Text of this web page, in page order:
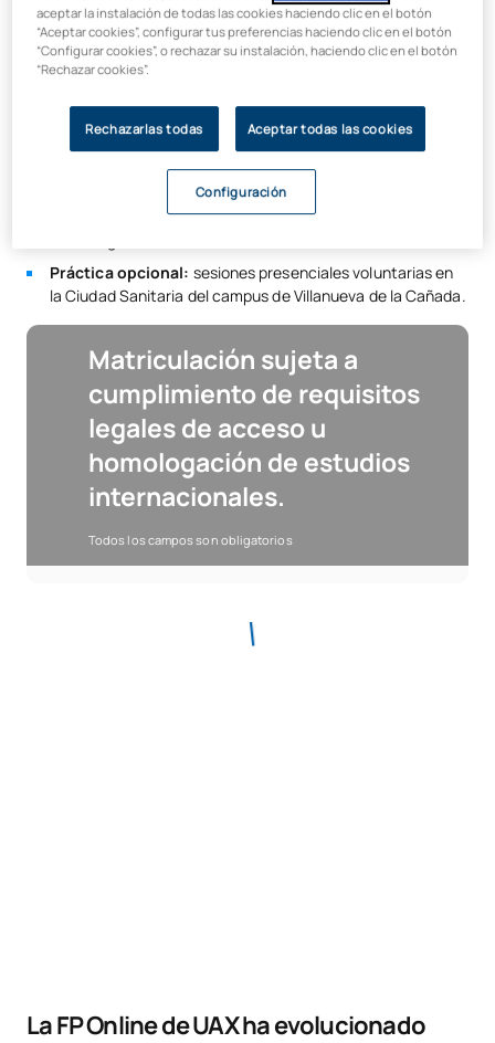
radiofarmacia.
Manejo de equipos:uso, control y mantenimiento de
equipos de diagnóstico por imagen siguiendo
Normativa y calidad:
aplicación de protocolos de
radioprotección y garantía de calidad en entornos
Formación técnica avanzada:interpretación de
resultados y preparación diseñada por expertos en
Práctica opcional: sesiones presenciales voluntarias en
la Ciudad Sanitaria del campus de Villanueva de la Cañada.
Matriculación sujeta a
cumplimiento de requisitos
legales de acceso u
homologación de estudios
internacionales.
Todos los campos son obligatorios
La FP Online de UAX ha evolucionado
aceptar la instalación de todas las cookies haciendo clic en el botón
“Aceptar cookies”, configurar tus preferencias haciendo clic en el botón
“Configurar cookies”, o rechazar su instalación, haciendo clic en el botón
“Rechazar cookies”.
Rechazarlas todas Aceptar todas las cookies
Configuración